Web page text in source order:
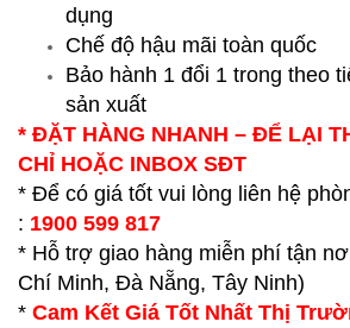
dụng
Chế độ hậu mãi toàn quốc
Bảo hành 1 đổi 1 trong theo
sản xuất
* ĐẶT HÀNG NHANH – ĐỂ LẠI
CHỈ HOẶC INBOX SĐT
* Để có giá tốt vui lòng liên hệ
: 1900 599 817
* Hỗ trợ giao hàng miễn phí tận
Chí Minh, Đà Nẵng, Tây Ninh)
* Cam Kết Giá Tốt Nhất Thị